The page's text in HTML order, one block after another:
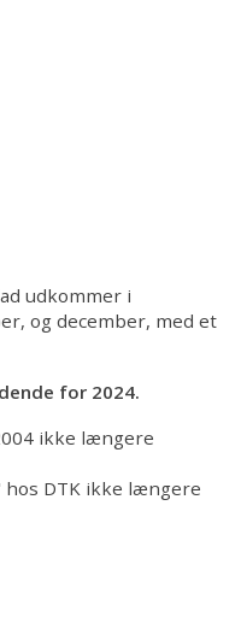
udkommer i
og december, med et
for 2024.
ikke længere
DTK ikke længere